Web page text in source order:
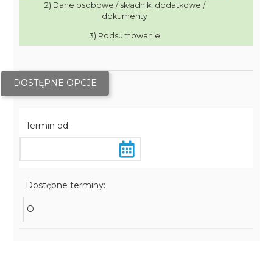
2) Dane osobowe / składniki dodatkowe /
dokumenty
3) Podsumowanie
DOSTĘPNE OPCJE
Termin od:
Dostępne terminy:
O